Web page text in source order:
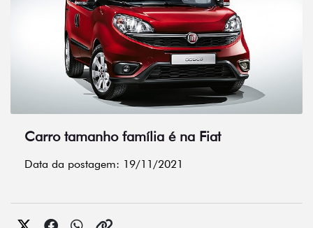
Carro tamanho família é na Fiat
Data da postagem: 19/11/2021